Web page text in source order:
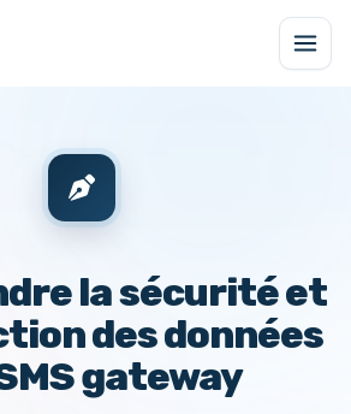
la sécurité et
des données
gateway